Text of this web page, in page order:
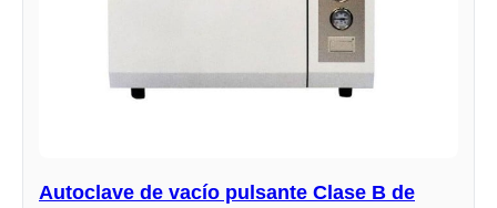
Autoclave de vacío pulsante Clase B de